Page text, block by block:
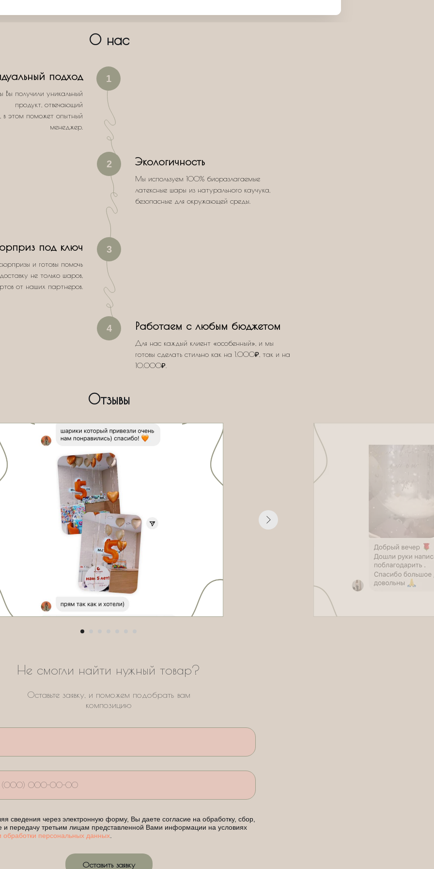
О нас
Экологичность
Мы используем 100% биоразлагаемые
латексные шары из натурального каучука,
безопасные для окружающей среды.
Вы получили уникальный
продукт, отвечающий
в этом поможет опытный
менеджер.
подход
и готовы помочь
не только шаров,
от наших партнеров.
под ключ
1
2
3
Работаем с любым бюджетом
Для нас каждый клиент «особенный», и мы
готовы сделать стильно как на 1.000₽, так и на
10.000₽.
4
Отзывы
сведения через электронную форму, Вы даете согласие на обработку, сбор,
и передачу третьим лицам представленной Вами информации на условиях
обработки персональных данных.
Оставить заявку
Не смогли найти нужный товар?
Оставьте заявку, и поможем подобрать вам
композицию